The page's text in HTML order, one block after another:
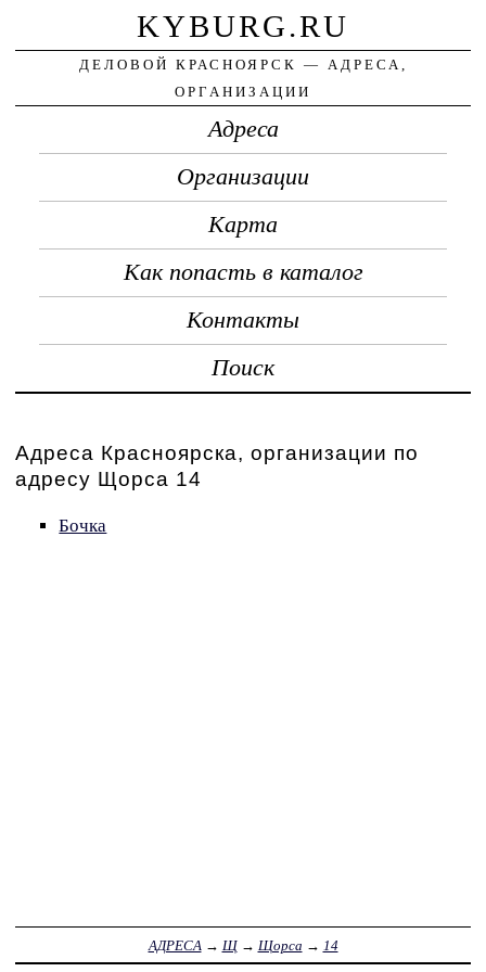
KYBURG.RU
ДЕЛОВОЙ КРАСНОЯРСК — АДРЕСА,
ОРГАНИЗАЦИИ
Адреса
Организации
Карта
Как попасть в каталог
Контакты
Поиск
Адреса Красноярска, организации по
адресу Щорса 14
Бочка
АДРЕСА → Щ→ Щорса → 14